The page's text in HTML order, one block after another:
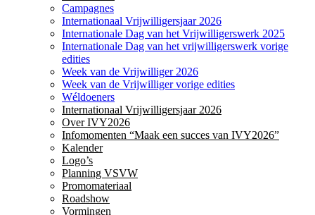
Campagnes
Internationaal Vrijwilligersjaar 2026
Internationale Dag van het Vrijwilligerswerk 2025
Internationale Dag van het vrijwilligerswerk vorige
edities
Week van de Vrijwilliger 2026
Week van de Vrijwilliger vorige edities
Wéldoeners
Internationaal Vrijwilligersjaar 2026
Over IVY2026
Infomomenten “Maak een succes van IVY2026”
Kalender
Logo’s
Planning VSVW
Promomateriaal
Roadshow
Vormingen